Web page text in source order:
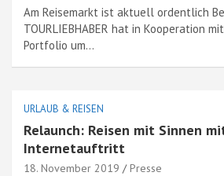
Am Reisemarkt ist aktuell ordentlich
TOURLIEBHABER hat in Kooperation
Portfolio um…
URLAUB & REISEN
Relaunch: Reisen mit Sinnen
Internetauftritt
18. November 2019 Presse